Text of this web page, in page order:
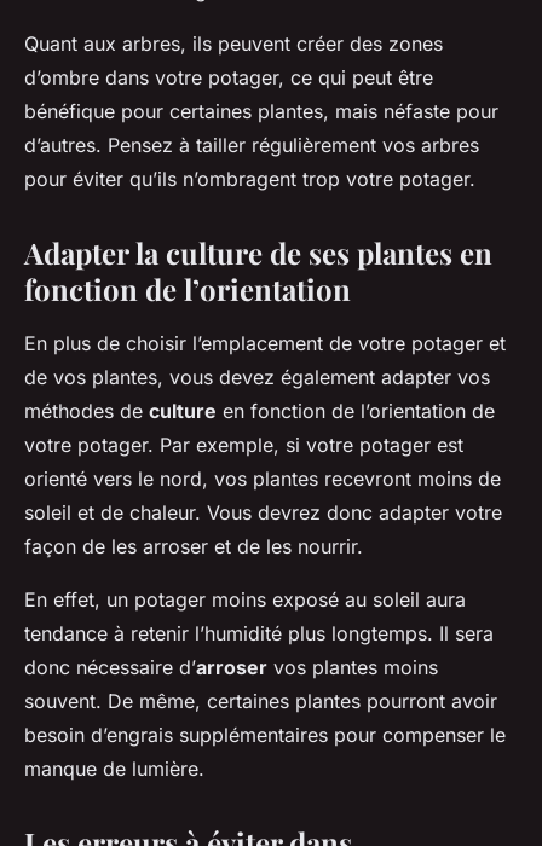
Quant aux arbres, ils peuvent créer des zones
d’ombre dans votre potager, ce qui peut être
bénéfique pour certaines plantes, mais néfaste pour
d’autres. Pensez à tailler régulièrement vos arbres
pour éviter qu’ils n’ombragent trop votre potager.
Adapter la culture de ses plantes en
fonction de l’orientation
En plus de choisir l’emplacement de votre potager et
de vos plantes, vous devez également adapter vos
méthodes de culture en fonction de l’orientation de
votre potager. Par exemple, si votre potager est
orienté vers le nord, vos plantes recevront moins de
soleil et de chaleur. Vous devrez donc adapter votre
façon de les arroser et de les nourrir.
En effet, un potager moins exposé au soleil aura
tendance à retenir l’humidité plus longtemps. Il sera
donc nécessaire d’arroser vos plantes moins
souvent. De même, certaines plantes pourront avoir
besoin d’engrais supplémentaires pour compenser le
manque de lumière.